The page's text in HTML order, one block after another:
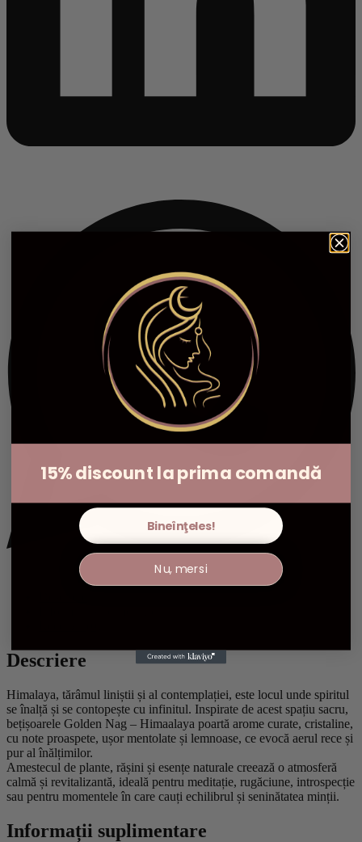
Descriere
Himalaya, tărâmul liniștii și al contemplației, este locul unde spiritul
se înalță și se contopește cu infinitul. Inspirate de acest spațiu sacru,
bețișoarele Golden Nag – Himaalaya poartă arome curate, cristaline,
cu note proaspete, ușor mentolate și lemnoase, ce evocă aerul rece și
pur al înălțimilor.
Amestecul de plante, rășini și esențe naturale creează o atmosferă
calmă și revitalizantă, ideală pentru meditație, rugăciune, introspecție
sau pentru momentele în care cauți echilibrul și seninătatea minții.
Informații suplimentare
15% discount la prima comandă
Bineînţeles!
Nu, mersi